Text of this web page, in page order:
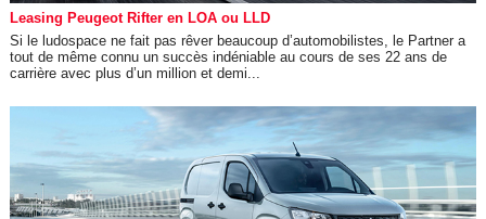
Leasing Peugeot Rifter en LOA ou LLD
Si le ludospace ne fait pas rêver beaucoup d’automobilistes, le Partner a
tout de même connu un succès indéniable au cours de ses 22 ans de
carrière avec plus d’un million et demi...